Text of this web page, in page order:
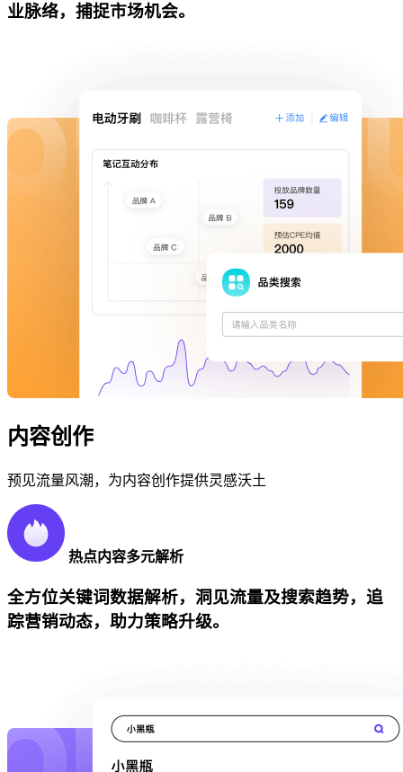
业脉络，捕捉市场机会。
内容创作
预见流量风潮，为内容创作提供灵感沃土
热点内容多元解析
全方位关键词数据解析，洞见流量及搜索趋势，追
踪营销动态，助力策略升级。